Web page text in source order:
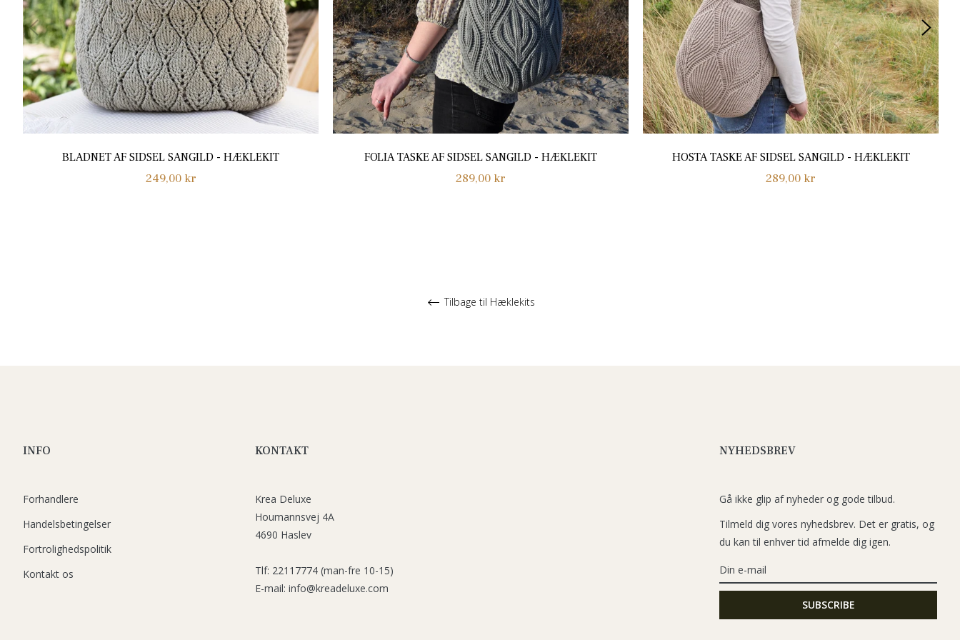
BLADNET AF SIDSEL SANGILD - HÆKLEKIT
Normalpris
249,00 kr
FOLIA TASKE AF SIDSEL SANGILD - HÆKLEKIT
Normalpris
289,00 kr
HOSTA TASKE AF SIDSEL SANGILD - HÆKLEKIT
Normalpris
289,00 kr
Tilbage til Hæklekits
INFO
Forhandlere
Handelsbetingelser
Fortrolighedspolitik
Kontakt os
KONTAKT
Krea Deluxe
Houmannsvej 4A
4690 Haslev
Tlf: 22117774 (man-fre 10-15)
E-mail: info@kreadeluxe.com
NYHEDSBREV
Gå ikke glip af nyheder og gode tilbud.
Tilmeld dig vores nyhedsbrev. Det er gratis, og
du kan til enhver tid afmelde dig igen.